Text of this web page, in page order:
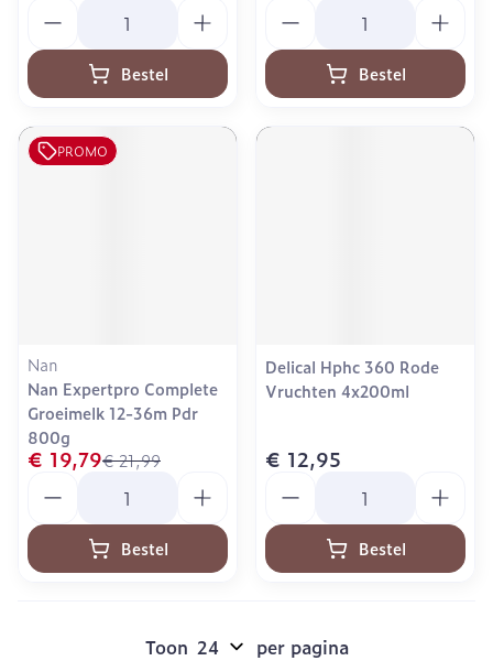
Bestel Bestel
PROMO
Nan
Nan Expertpro Complete
Groeimelk 12-36m Pdr
800g
€ 21,99
€ 19,79
Bestel
Delical Hphc 360 Rode
Vruchten 4x200ml
€ 12,95
Bestel
Toon per pagina